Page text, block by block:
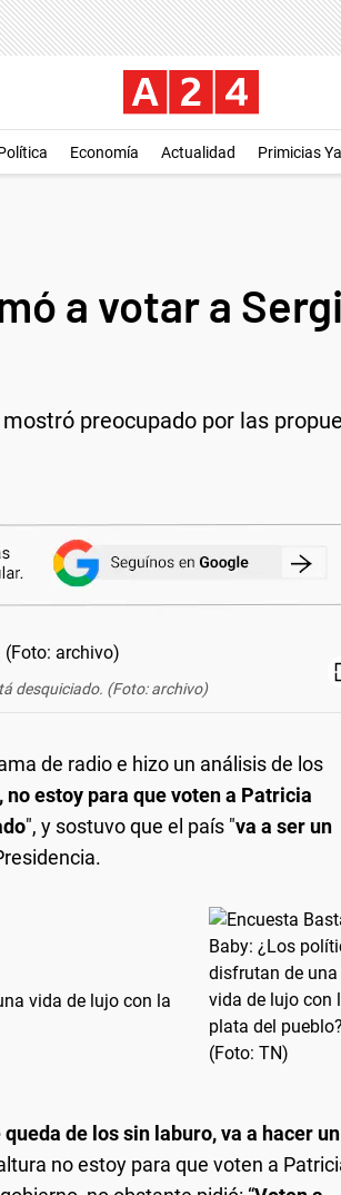
Economía Actualidad Primicias Ya
a votar a
preocupado por las
desquiciado. (Foto: archivo)
de radio e hizo un análisis de los
no estoy para que voten a Patricia
", y sostuvo que el país "va a ser un
vida de lujo con la
de los sin laburo, va a hacer un
no estoy para que voten a